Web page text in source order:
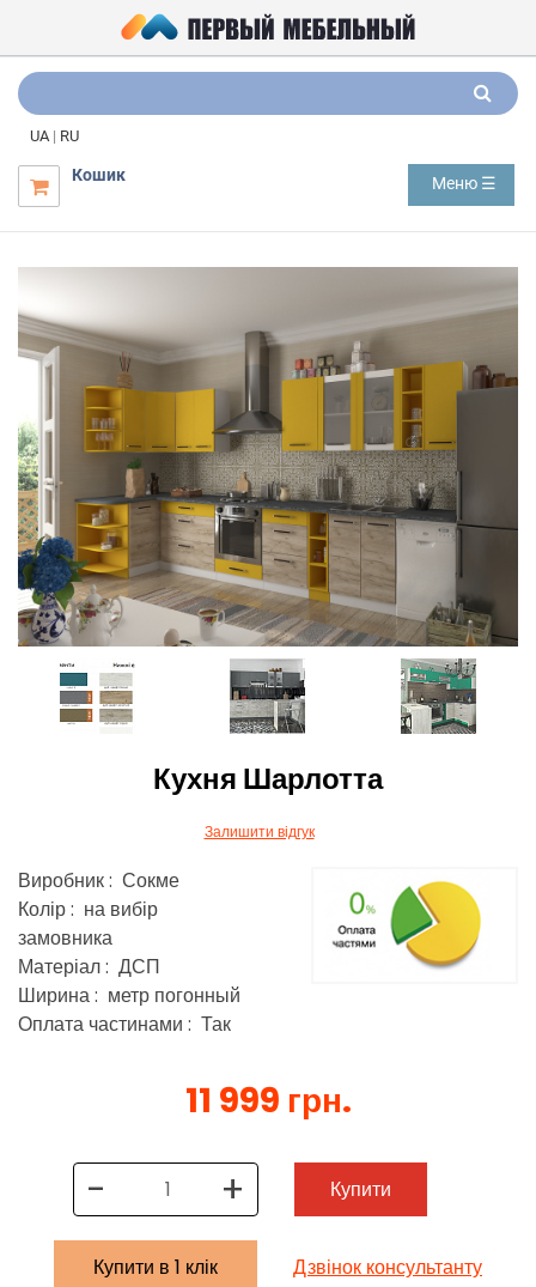
UA | RU

Кошик Меню ☰
Кухня Шарлотта
Залишити відгук
Виробник : Сокме
Колір : на вибір
замовника
Матеріал : ДСП
Ширина : метр погонный
Оплата частинами : Так
11 999 грн.
- + Купити
Купити в 1 клік Дзвінок консультанту